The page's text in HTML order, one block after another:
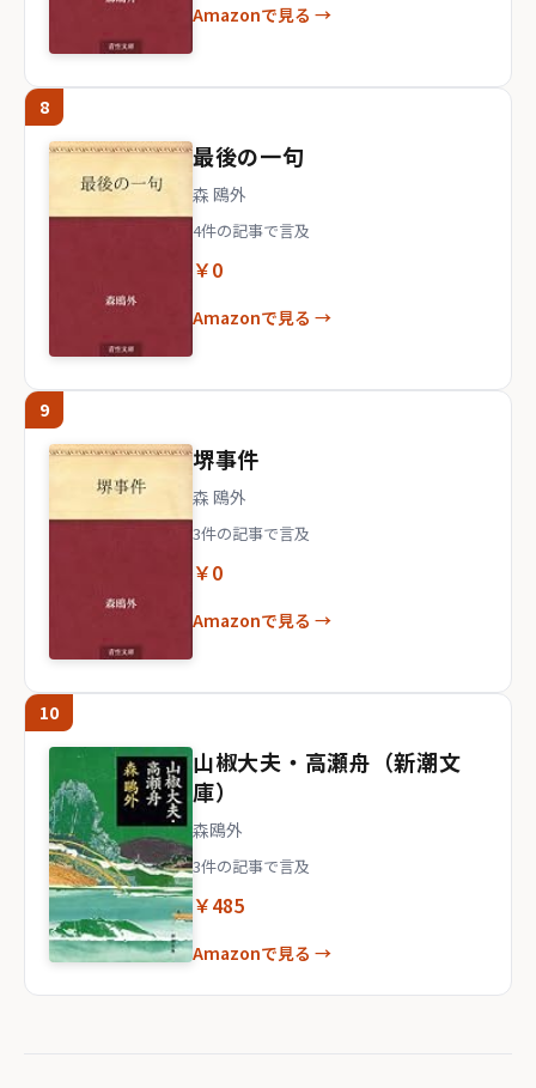
Amazonで見る →
8
最後の一句
森 鴎外
4件の記事で言及
￥0
Amazonで見る →
9
堺事件
森 鴎外
3件の記事で言及
￥0
Amazonで見る →
10
山椒大夫・高瀬舟（新潮文
庫）
森鴎外
3件の記事で言及
￥485
Amazonで見る →